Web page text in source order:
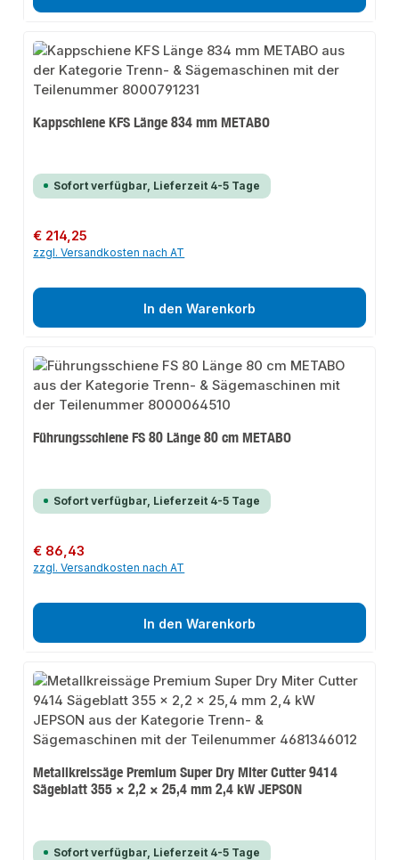
Kappschiene KFS Länge 834 mm METABO
Sofort verfügbar, Lieferzeit 4-5 Tage
Regulärer Preis:
€ 214,25
zzgl. Versandkosten nach AT
In den Warenkorb
Führungsschiene FS 80 Länge 80 cm METABO
Sofort verfügbar, Lieferzeit 4-5 Tage
Regulärer Preis:
€ 86,43
zzgl. Versandkosten nach AT
In den Warenkorb
Metallkreissäge Premium Super Dry Miter Cutter 9414
Sägeblatt 355 × 2,2 × 25,4 mm 2,4 kW JEPSON
Sofort verfügbar, Lieferzeit 4-5 Tage